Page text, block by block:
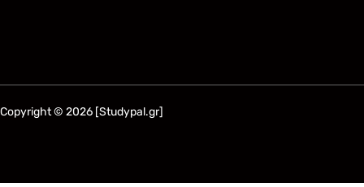
Copyright © 2026 [Studypal.gr]